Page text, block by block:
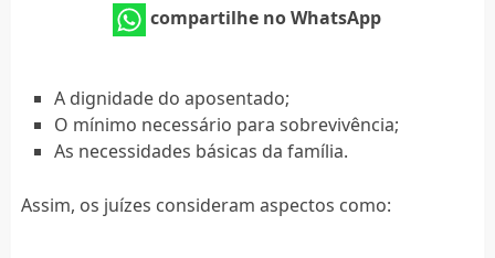
compartilhe no WhatsApp
A dignidade do aposentado;
O mínimo necessário para sobrevivência;
As necessidades básicas da família.
Assim, os juízes consideram aspectos como: